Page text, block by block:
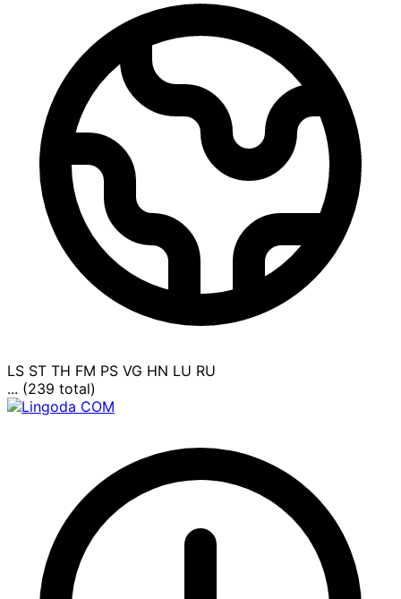
LS ST TH FM PS VG HN LU RU
... (239 total)